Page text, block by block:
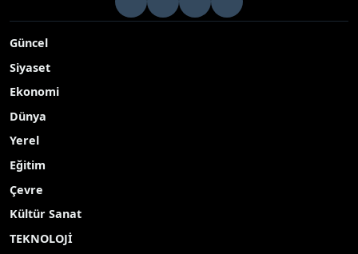
Güncel
Siyaset
Ekonomi
Dünya
Yerel
Eğitim
Çevre
Kültür Sanat
TEKNOLOJİ